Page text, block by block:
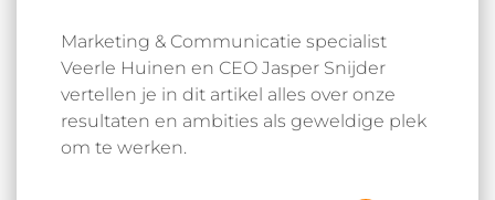
Marketing & Communicatie specialist
Veerle Huinen en CEO Jasper Snijder
vertellen je in dit artikel alles over onze
resultaten en ambities als geweldige plek
om te werken.